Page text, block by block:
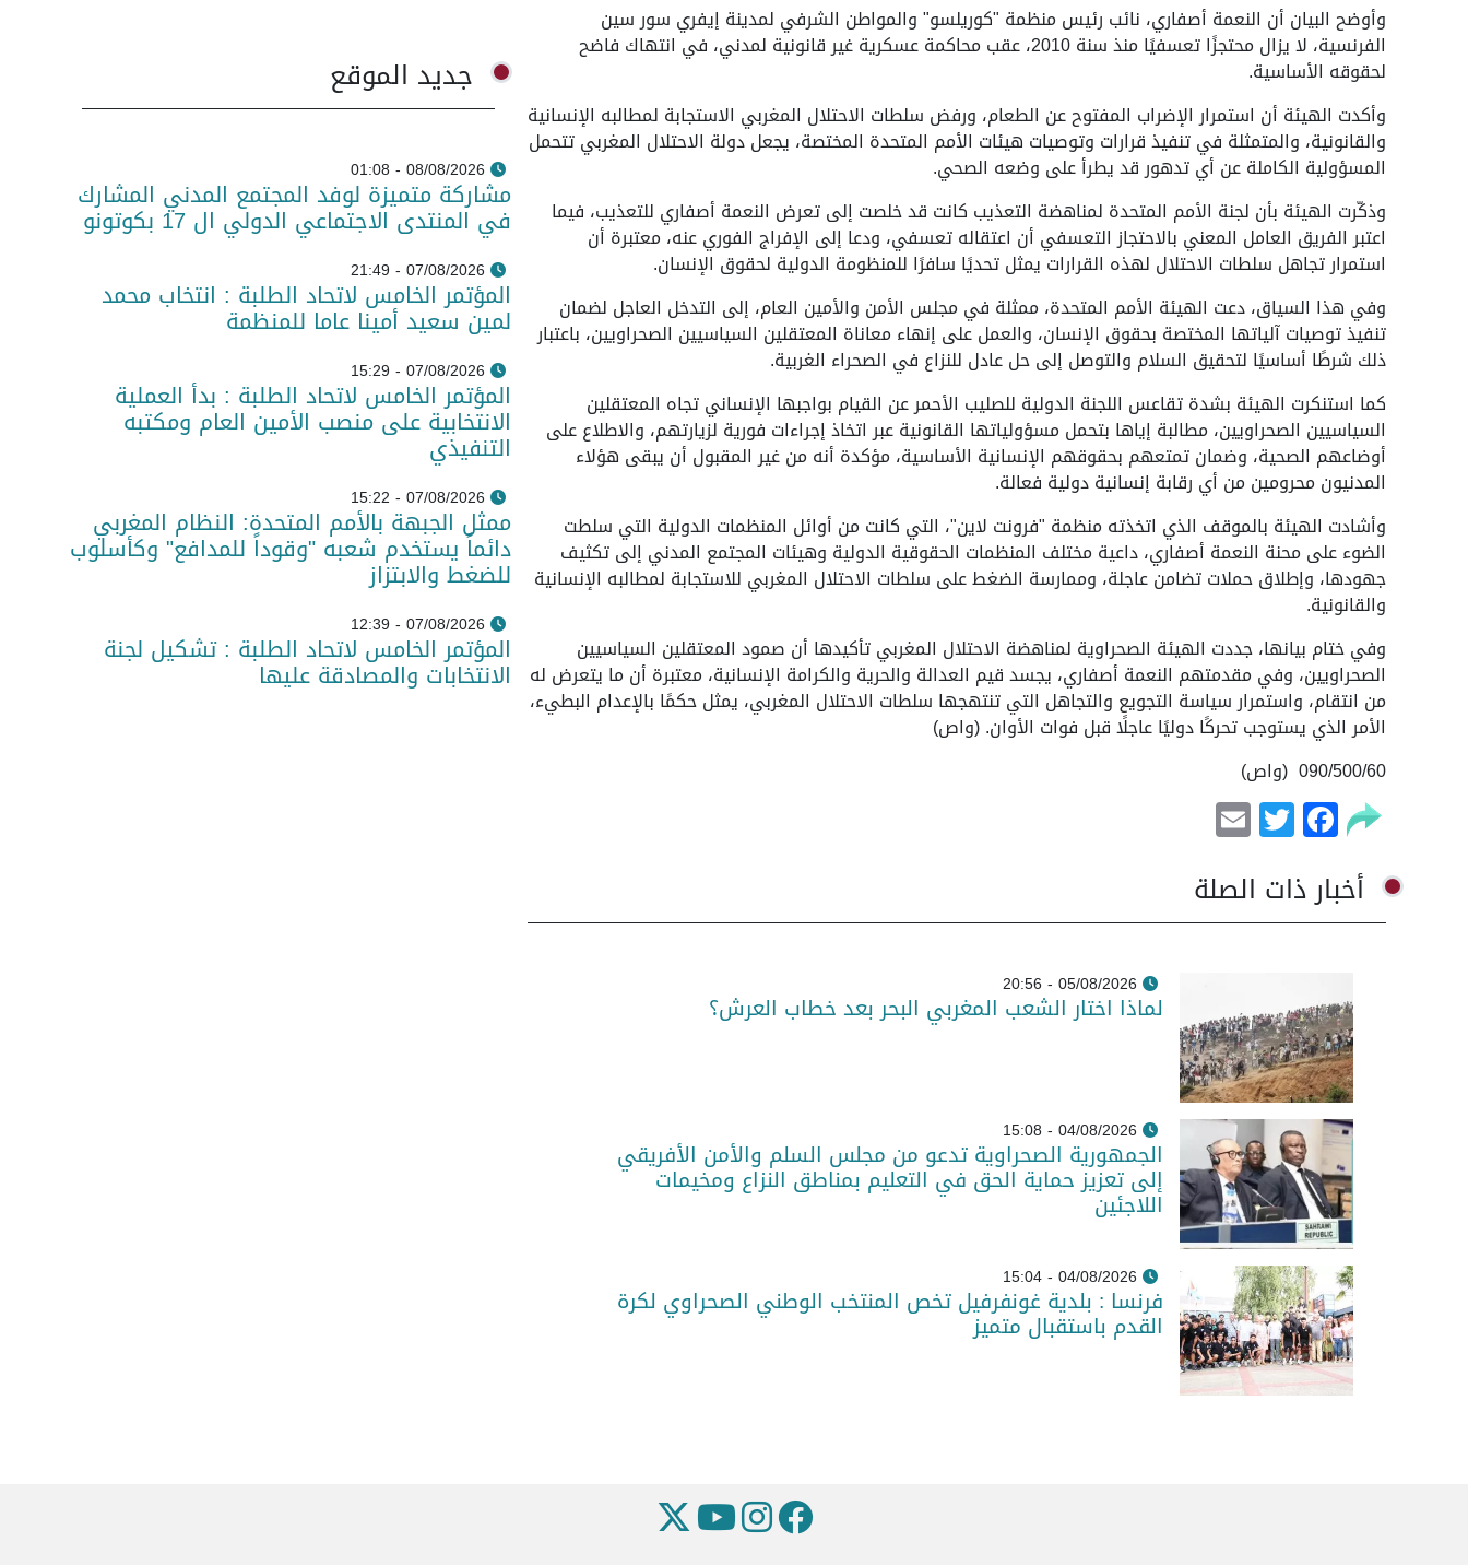
وأوضح البيان أن النعمة أصفاري، نائب رئيس منظمة "كوريلسو" والمواطن الشرفي لمدينة إيفري سور سين
الفرنسية، لا يزال محتجزًا تعسفيًا منذ سنة 2010، عقب محاكمة عسكرية غير قانونية لمدني، في انتهاك فاضح
لحقوقه الأساسية.
وأكدت الهيئة أن استمرار الإضراب المفتوح عن الطعام، ورفض سلطات الاحتلال المغربي الاستجابة لمطالبه الإنسانية
والقانونية، والمتمثلة في تنفيذ قرارات وتوصيات هيئات الأمم المتحدة المختصة، يجعل دولة الاحتلال المغربي تتحمل
المسؤولية الكاملة عن أي تدهور قد يطرأ على وضعه الصحي.
وذكّرت الهيئة بأن لجنة الأمم المتحدة لمناهضة التعذيب كانت قد خلصت إلى تعرض النعمة أصفاري للتعذيب، فيما
اعتبر الفريق العامل المعني بالاحتجاز التعسفي أن اعتقاله تعسفي، ودعا إلى الإفراج الفوري عنه، معتبرة أن
استمرار تجاهل سلطات الاحتلال لهذه القرارات يمثل تحديًا سافرًا للمنظومة الدولية لحقوق الإنسان.
وفي هذا السياق، دعت الهيئة الأمم المتحدة، ممثلة في مجلس الأمن والأمين العام، إلى التدخل العاجل لضمان
تنفيذ توصيات آلياتها المختصة بحقوق الإنسان، والعمل على إنهاء معاناة المعتقلين السياسيين الصحراويين، باعتبار
ذلك شرطًا أساسيًا لتحقيق السلام والتوصل إلى حل عادل للنزاع في الصحراء الغربية.
كما استنكرت الهيئة بشدة تقاعس اللجنة الدولية للصليب الأحمر عن القيام بواجبها الإنساني تجاه المعتقلين
السياسيين الصحراويين، مطالبة إياها بتحمل مسؤولياتها القانونية عبر اتخاذ إجراءات فورية لزيارتهم، والاطلاع على
أوضاعهم الصحية، وضمان تمتعهم بحقوقهم الإنسانية الأساسية، مؤكدة أنه من غير المقبول أن يبقى هؤلاء
المدنيون محرومين من أي رقابة إنسانية دولية فعالة.
وأشادت الهيئة بالموقف الذي اتخذته منظمة "فرونت لاين"، التي كانت من أوائل المنظمات الدولية التي سلطت
الضوء على محنة النعمة أصفاري، داعية مختلف المنظمات الحقوقية الدولية وهيئات المجتمع المدني إلى تكثيف
جهودها، وإطلاق حملات تضامن عاجلة، وممارسة الضغط على سلطات الاحتلال المغربي للاستجابة لمطالبه الإنسانية
والقانونية.
وفي ختام بيانها، جددت الهيئة الصحراوية لمناهضة الاحتلال المغربي تأكيدها أن صمود المعتقلين السياسيين
الصحراويين، وفي مقدمتهم النعمة أصفاري، يجسد قيم العدالة والحرية والكرامة الإنسانية، معتبرة أن ما يتعرض له
من انتقام، واستمرار سياسة التجويع والتجاهل التي تنتهجها سلطات الاحتلال المغربي، يمثل حكمًا بالإعدام البطيء،
الأمر الذي يستوجب تحركًا دوليًا عاجلًا قبل فوات الأوان. (واص)
090/500/60 (واص)
Facebook
Twitter
أخبار ذات الصلة
05/08/2026 - 20:56
لماذا اختار الشعب المغربي البحر بعد خطاب العرش؟
04/08/2026 - 15:08
الجمهورية الصحراوية تدعو من مجلس السلم والأمن الأفريقي
إلى تعزيز حماية الحق في التعليم بمناطق النزاع ومخيمات
اللاجئين
04/08/2026 - 15:04
فرنسا : بلدية غونفرفيل تخص المنتخب الوطني الصحراوي لكرة
القدم باستقبال متميز
جديد الموقع
08/08/2026 - 01:08
مشاركة متميزة لوفد المجتمع المدني المشارك
في المنتدى الاجتماعي الدولي ال 17 بكوتونو
07/08/2026 - 21:49
المؤتمر الخامس لاتحاد الطلبة : انتخاب محمد
لمين سعيد أمينا عاما للمنظمة
07/08/2026 - 15:29
المؤتمر الخامس لاتحاد الطلبة : بدأ العملية
الانتخابية على منصب الأمين العام ومكتبه
التنفيذي
07/08/2026 - 15:22
ممثل الجبهة بالأمم المتحدة: النظام المغربي
دائماً يستخدم شعبه "وقوداً للمدافع" وكأسلوب
للضغط والابتزاز
07/08/2026 - 12:39
المؤتمر الخامس لاتحاد الطلبة : تشكيل لجنة
الانتخابات والمصادقة عليها